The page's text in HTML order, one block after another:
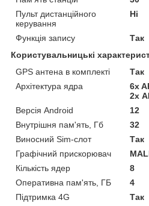
Пульт дистанційного
керування
Ні
Функція запису
Так
Користувальницькі
GPS антена в комплекті
Так
Архітектура ядра
6x
2х
Версія Android
12
Внутрішня пам'ять, Гб
32
Виносний Sim-слот
Так
Графічний прискорювач
Кількість ядер
8
Оперативна пам'ять, ГБ
4
Підтримка 4G
Так